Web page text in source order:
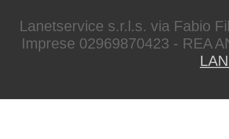
Lanetservice s.r.l.s. via Fabio
Imprese 02969870423 - REA